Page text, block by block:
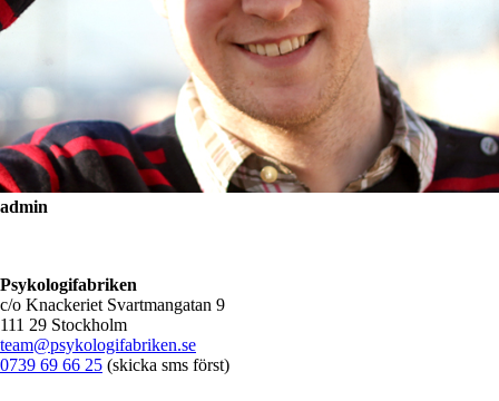
admin
Psykologifabriken
c/o Knackeriet Svartmangatan 9
111 29 Stockholm
team@psykologifabriken.se
0739 69 66 25 (skicka sms först)